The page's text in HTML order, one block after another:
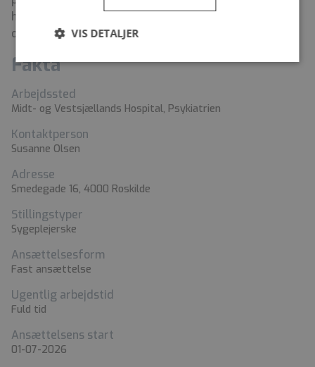
hvor vi hvert år byder cirka 2.700 studerende, elever
og læger i videreuddannelsesforløb velkommen.
Fakta
Arbejdssted
Midt- og Vestsjællands Hospital, Psykiatrien
Kontaktperson
Susanne Olsen
Adresse
Smedegade 16, 4000 Roskilde
Stillingstyper
Sygeplejerske
Ansættelsesform
Fast ansættelse
Ugentlig arbejdstid
Fuld tid
Ansættelsens start
01-07-2026
VIS DETALJER